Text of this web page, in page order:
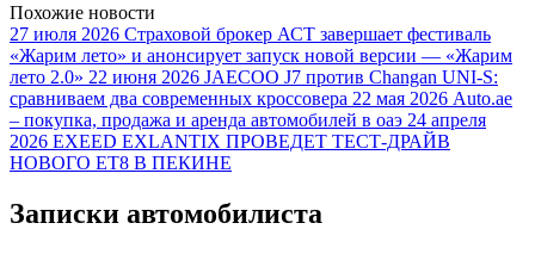
Похожие новости
27 июля 2026 Страховой брокер АСТ завершает фестиваль
«Жарим лето» и анонсирует запуск новой версии — «Жарим
лето 2.0» 22 июня 2026 JAECOO J7 против Changan UNI-S:
сравниваем два современных кроссовера 22 мая 2026 Auto.ae
– покупка, продажа и аренда автомобилей в оаэ 24 апреля
2026 EXEED EXLANTIX ПРОВЕДЕТ ТЕСТ-ДРАЙВ
НОВОГО ET8 В ПЕКИНЕ
Записки автомобилиста